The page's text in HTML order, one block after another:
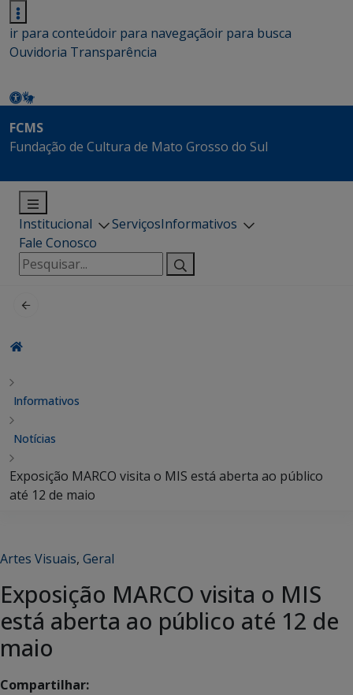
ir para conteúdoir para navegaçãoir para busca
Ouvidoria Transparência
FCMS
Fundação de Cultura de Mato Grosso do Sul
Institucional ServiçosInformativos
Fale Conosco
Pesquisar
por:
Informativos
Notícias
Exposição MARCO visita o MIS está aberta ao público
até 12 de maio
Artes Visuais, Geral
Exposição MARCO visita o MIS
está aberta ao público até 12 de
maio
Compartilhar: